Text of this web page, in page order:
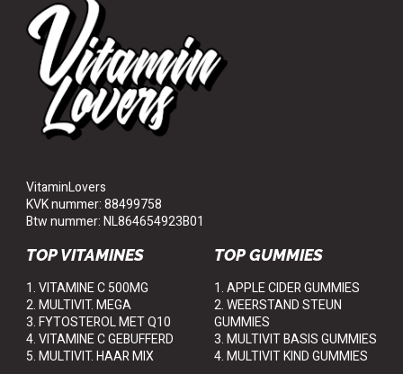
VitaminLovers
KVK nummer: 88499758
Btw nummer: NL864654923B01
TOP VITAMINES
1. VITAMINE C 500MG
2. MULTIVIT. MEGA
3. FYTOSTEROL MET Q10
4. VITAMINE C GEBUFFERD
5. MULTIVIT. HAAR MIX
TOP GUMMIES
1. APPLE CIDER GUMMIES
2. WEERSTAND STEUN
GUMMIES
3. MULTIVIT BASIS GUMMIES
4. MULTIVIT KIND GUMMIES